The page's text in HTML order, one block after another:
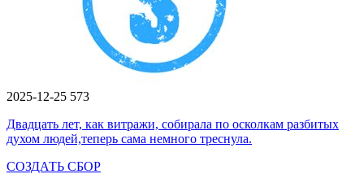
2025-12-25 573
Двадцать лет, как витражи, собирала по осколкам разбитых
духом людей,теперь сама немного треснула.
СОЗДАТЬ СБОР